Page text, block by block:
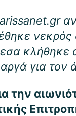
νεκρός
για τον
την